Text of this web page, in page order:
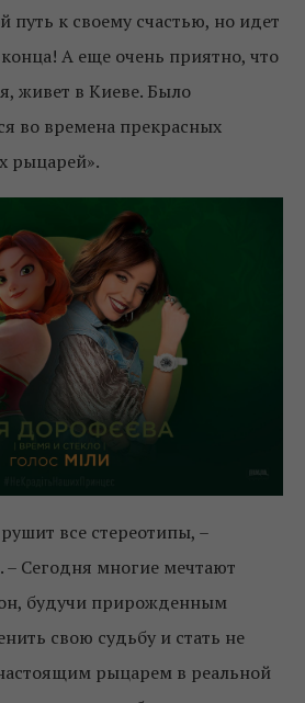
путь к своему счастью, но идет
А еще очень приятно, что
живет в Киеве. Было
во времена прекрасных
рыцарей».
все стереотипы, –
– Сегодня многие мечтают
он, будучи прирожденным
свою судьбу и стать не
рыцарем в реальной